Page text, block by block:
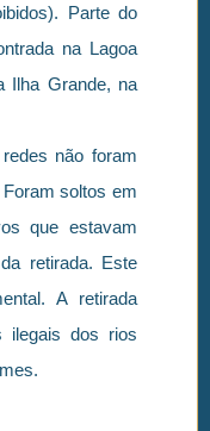
Parte do
na Lagoa
Ilha Grande, na
não foram
soltos em
que estavam
retirada. Este
A retirada
ilegais dos rios